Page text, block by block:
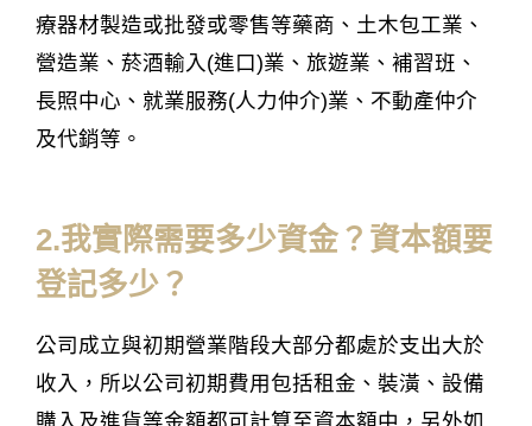
療器材製造或批發或零售等藥商、土木包工業、
營造業、菸酒輸入(進口)業、旅遊業、補習班、
長照中心、就業服務(人力仲介)業、不動產仲介
及代銷等。
2.我實際需要多少資金？資本額要
登記多少？
公司成立與初期營業階段大部分都處於支出大於
收入，所以公司初期費用包括租金、裝潢、設備
購入及進貨等金額都可計算至資本額中，另外如